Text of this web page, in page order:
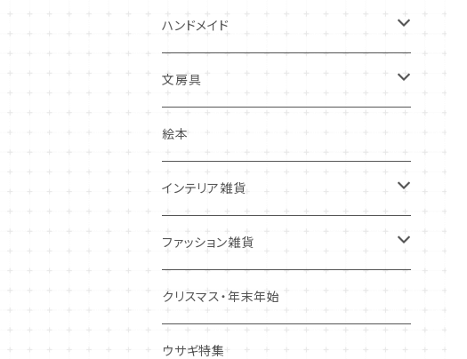
その他
食器
その他
バースデーカード
多目的カード
クリスマス・冬の季節
ポストカード
ハンドメイド
ニードルフエルト
ワッペン
抜型、シリコンモールド
その他
文房具
ノート・メモ・付箋
レターセット
マステ・ステッカー等
しおり・ブックマーク
その他
絵本
インテリア雑貨
置物
布製品・ドイリー
マグネット
ファッション雑貨
キーホルダー・バッグチャーム
アクセサリー
クリスマス・年末年始
ウサギ特集